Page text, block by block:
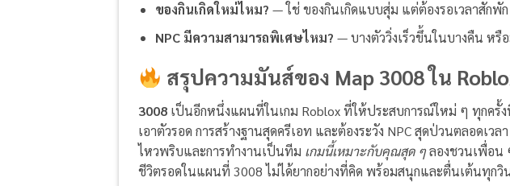
ของกินเกิดใหม่ไหม? — ใช่ ของกินเกิดแบบสุ่ม แต่ต้องรอเวลาสักพัก
NPC มีความสามารถพิเศษไหม? — บางตัววิ่งเร็วขึ้นในบางคืน ห
สรุปความมันส์ของ Map 3008 ใน
3008 เป็นอีกหนึ่งแผนที่ในเกม Roblox ที่ให้ประสบการณ์ใหม่ ๆ ทุกครั้ง
เอาตัวรอด การสร้างฐานสุดครีเอท และต้องระวัง NPC สุดป่วนตลอดเว
ไหวพริบและการทำงานเป็นทีม เกมนี้เหมาะกับคุณสุด ๆลองชวนเพื่อน
ชีวิตรอดในแผนที่ 3008 ไม่ได้ยากอย่างที่คิด พร้อมสนุกและตื่นเต้นทุก